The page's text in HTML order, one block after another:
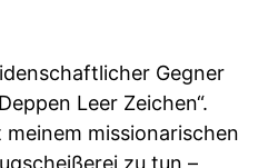
Gegner
Leer Zeichen“.
missionarischen
zu tun –